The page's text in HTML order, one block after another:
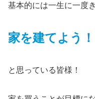
基本的には一生に一度
家を建てよう！
と思っている皆様！